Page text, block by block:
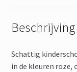
Beschrijving
Schattig
in de kleuren roze,